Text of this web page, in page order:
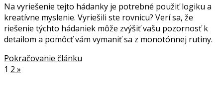
Na vyriešenie tejto hádanky je potrebné použiť logiku a
kreatívne myslenie. Vyriešili ste rovnicu? Verí sa, že
riešenie týchto hádaniek môže zvýšiť vašu pozornosť k
detailom a pomôcť vám vymaniť sa z monotónnej rutiny.
Pokračovanie článku
1 2 »